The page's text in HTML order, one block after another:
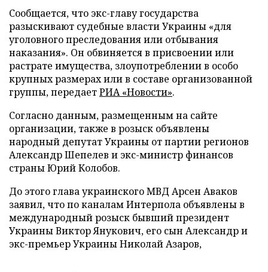
Сообщается, что экс-главу государства
разыскивают судебные власти Украины «для
уголовного преследования или отбывания
наказания». Он обвиняется в присвоении или
растрате имущества, злоупотреблении в особо
крупных размерах или в составе организованной
группы, передаетРИА «Новости».
Согласно данным, размещенным на сайте
организации, также в розыск объявлены
народный депутат Украины от партии регионов
Александр Шепелев и экс-министр финансов
страны Юрий Колобов.
До этого глава украинского МВД Арсен Аваков
заявил, что по каналам Интерпола объявлены в
международный розыск бывший президент
Украины Виктор Янукович, его сын Александр и
экс-премьер Украины Николай Азаров,